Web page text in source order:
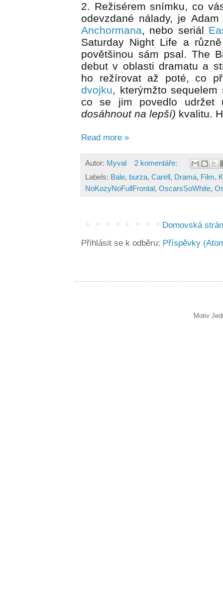
2. Režisérem snímku, co
odevzdané nálady, je
Anchormana, nebo seriál
Saturday Night Life a
povětšinou sám psal. The
debut v oblasti dramatu a
ho režírovat až poté, co
dvojku, kterýmžto
co se jim povedlo udržet
dosáhnout na lepší) kvalitu.
Read more »
Autor: Myval
2 komentáře:
Labels: Bale, burza, Carell, Drama, Film,
NoKozyNoFullFrontal, OscarsSoWhite,
Domovská
Přihlásit se k odběru: Příspěvky
Motiv